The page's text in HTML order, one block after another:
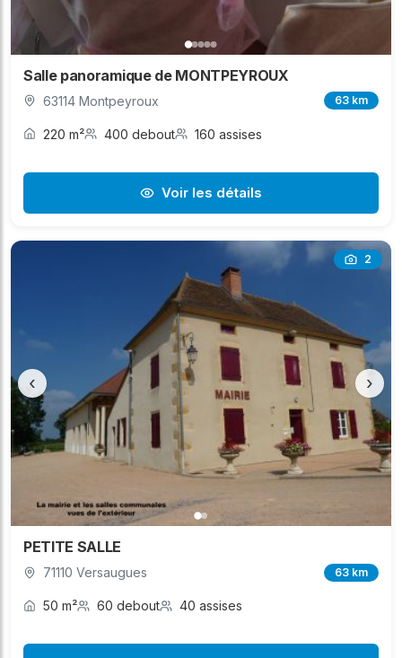
Salle panoramique de MONTPEYROUX
63114 Montpeyroux 63 km
220 m² 400 debout 160 assises
Voir les détails
2
‹ ›
PETITE SALLE
71110 Versaugues 63 km
50 m² 60 debout 40 assises